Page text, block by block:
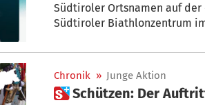
Südtiroler Ortsnamen auf
Südtiroler Biathlonzentrum
Chronik » Junge Aktion
 Schützen: Der